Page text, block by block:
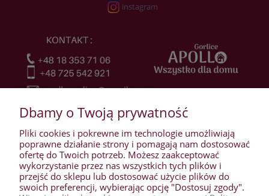
instagram
WARUNKI ZAKUPÓW
Dbamy o Twoją prywatność
Pliki cookies i pokrewne im technologie umożliwiają
poprawne działanie strony i pomagają nam dostosować
ofertę do Twoich potrzeb. Możesz zaakceptować
wykorzystanie przez nas wszystkich tych plików i
przejść do sklepu lub dostosować użycie plików do
swoich preferencji, wybierając opcję "Dostosuj zgody".